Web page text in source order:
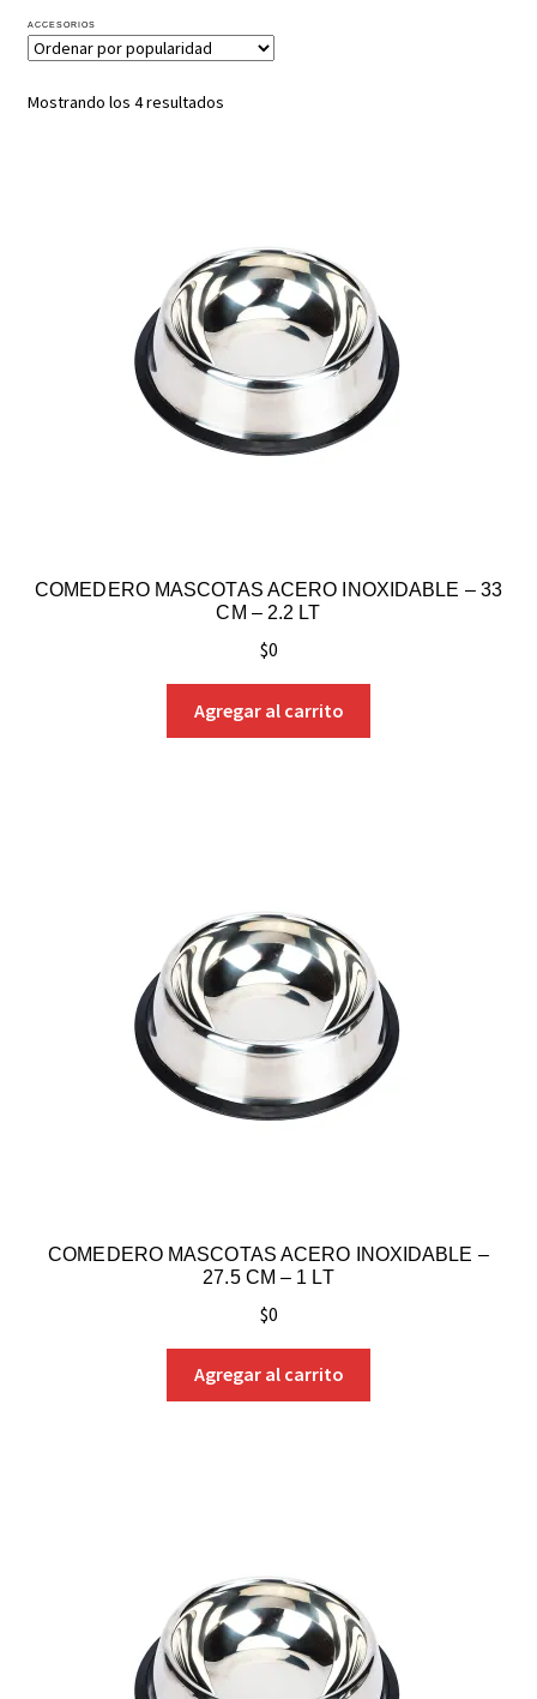
ACCESORIOS
Mostrando los 4 resultados
COMEDERO MASCOTAS ACERO INOXIDABLE – 33
CM – 2.2 LT
$0
Agregar al carrito
COMEDERO MASCOTAS ACERO INOXIDABLE –
27.5 CM – 1 LT
$0
Agregar al carrito